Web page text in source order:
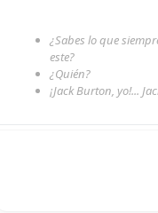
¿Sabes lo que
este?
¿Quién?
¡Jack Burton, yo!...